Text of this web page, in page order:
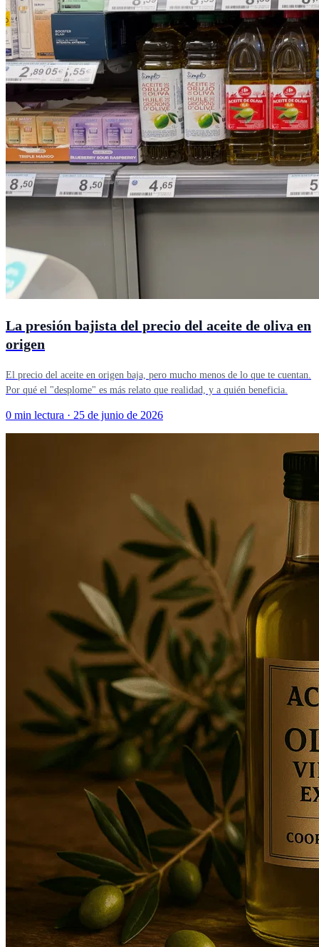
La presión bajista del precio del aceite de oliva en
origen
El precio del aceite en origen baja, pero mucho menos de lo que te cuentan.
Por qué el "desplome" es más relato que realidad, y a quién beneficia.
0 min lectura · 25 de junio de 2026